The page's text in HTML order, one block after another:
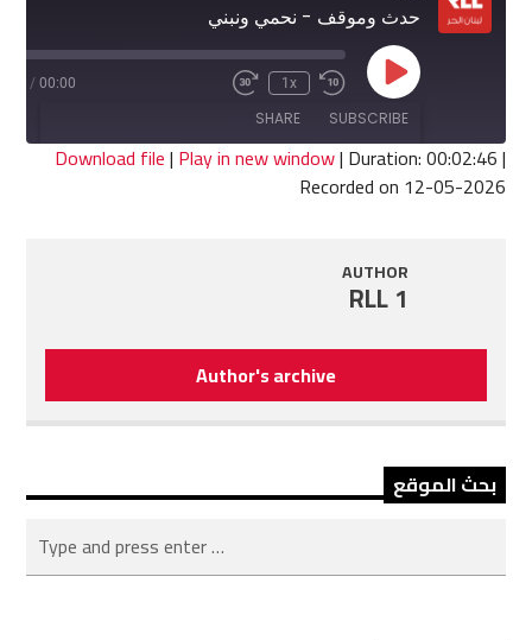
حدث وموقف - نحمي ونبني
Play
Episode
Rewind
10
Seconds
1x
Fast
seconds
00:00
/
SUBSCRIBE
SHARE
SHARE
Download file| Play in new window| Duration: 00:02:46|
Recorded on 12-05-2026
AUTHOR
RLL 1
Author's archive
بحث الموقع